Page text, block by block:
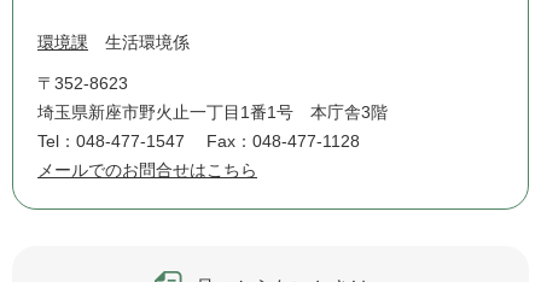
環境課 生活環境係
〒352-8623
埼玉県新座市野火止一丁目1番1号 本庁舎3階
Tel：048-477-1547
Fax：048-477-1128
メールでのお問合せはこちら